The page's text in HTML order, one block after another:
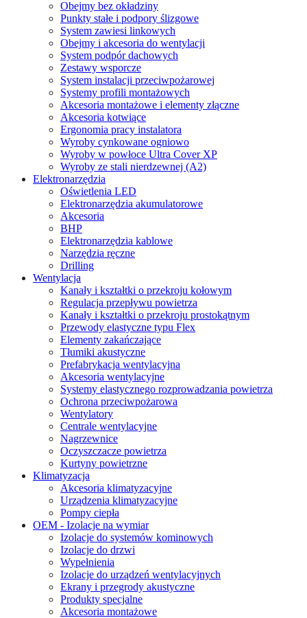
Obejmy bez okładziny
Punkty stałe i podpory ślizgowe
System zawiesi linkowych
Obejmy i akcesoria do wentylacji
System podpór dachowych
Zestawy wsporcze
System instalacji przeciwpożarowej
Systemy profili montażowych
Akcesoria montażowe i elementy złączne
Akcesoria kotwiące
Ergonomia pracy instalatora
Wyroby cynkowane ogniowo
Wyroby w powłoce Ultra Cover XP
Wyroby ze stali nierdzewnej (A2)
Elektronarzędzia
Oświetlenia LED
Elektronarzędzia akumulatorowe
Akcesoria
BHP
Elektronarzędzia kablowe
Narzędzia ręczne
Drilling
Wentylacja
Kanały i kształtki o przekroju kołowym
Regulacja przepływu powietrza
Kanały i kształtki o przekroju prostokątnym
Przewody elastyczne typu Flex
Elementy zakańczające
Tłumiki akustyczne
Prefabrykacja wentylacyjna
Akcesoria wentylacyjne
Systemy elastycznego rozprowadzania powietrza
Ochrona przeciwpożarowa
Wentylatory
Centrale wentylacyjne
Nagrzewnice
Oczyszczacze powietrza
Kurtyny powietrzne
Klimatyzacja
Akcesoria klimatyzacyjne
Urządzenia klimatyzacyjne
Pompy ciepła
OEM - Izolacje na wymiar
Izolacje do systemów kominowych
Izolacje do drzwi
Wypełnienia
Izolacje do urządzeń wentylacyjnych
Ekrany i przegrody akustyczne
Produkty specjalne
Akcesoria montażowe